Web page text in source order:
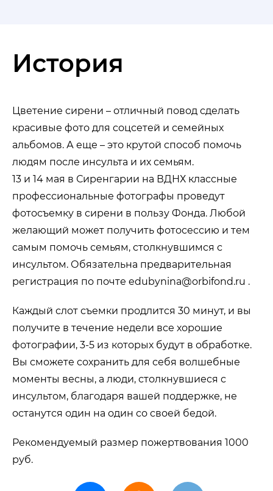
История
Цветение сирени – отличный повод сделать
красивые фото для соцсетей и семейных
альбомов. А еще – это крутой способ помочь
людям после инсульта и их семьям.
13 и 14 мая в Сиренгарии на ВДНХ классные
профессиональные фотографы проведут
фотосъемку в сирени в пользу Фонда. Любой
желающий может получить фотосессию и тем
самым помочь семьям, столкнувшимся с
инсультом. Обязательна предварительная
регистрация по почте edubynina@orbifond.ru .
Каждый слот съемки продлится 30 минут, и вы
получите в течение недели все хорошие
фотографии, 3-5 из которых будут в обработке.
Вы сможете сохранить для себя волшебные
моменты весны, а люди, столкнувшиеся с
инсультом, благодаря вашей поддержке, не
останутся один на один со своей бедой.
Рекомендуемый размер пожертвования 1000
руб.